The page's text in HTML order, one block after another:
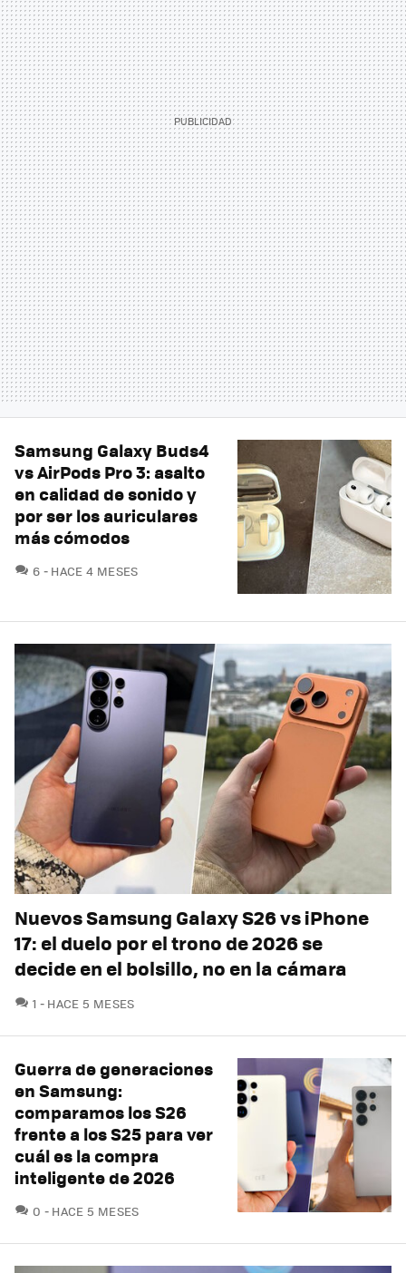
Samsung Galaxy Buds4
vs AirPods Pro 3: asalto
en calidad de sonido y
por ser los auriculares
más cómodos
6 COMENTARIOS
HACE 4 MESES
Nuevos Samsung Galaxy S26 vs iPhone
17: el duelo por el trono de 2026 se
decide en el bolsillo, no en la cámara
1 COMENTARIOS
HACE 5 MESES
Guerra de generaciones
en Samsung:
comparamos los S26
frente a los S25 para ver
cuál es la compra
inteligente de 2026
0 COMENTARIOS
HACE 5 MESES